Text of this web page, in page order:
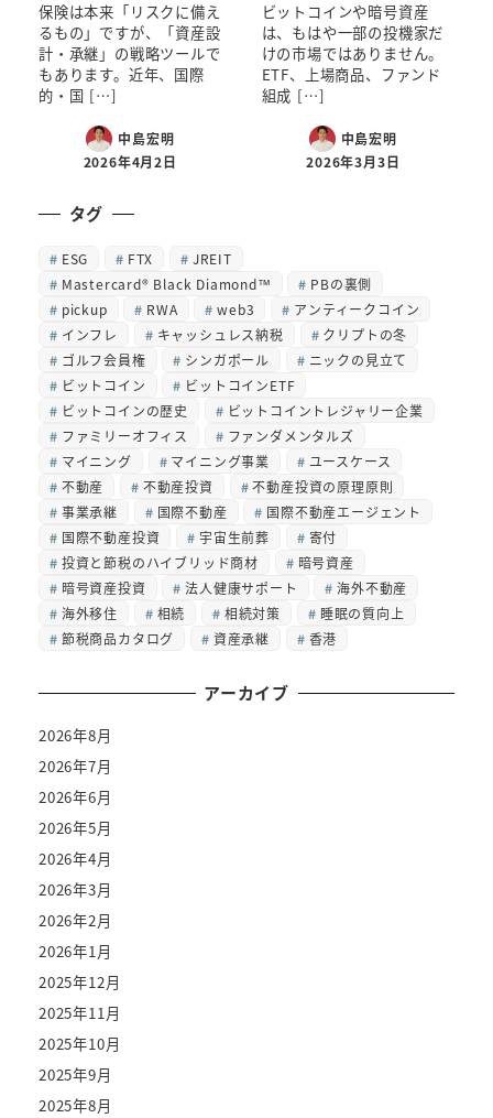
保険は本来「リスクに備え
るもの」ですが、「資産設
計・承継」の戦略ツールで
もあります。近年、国際
的・国 […]
中島宏明
2026年4月2日
ビットコインや暗号資産
は、もはや一部の投機家だ
けの市場ではありません。
ETF、上場商品、ファンド
組成 […]
中島宏明
2026年3月3日
タグ
ESG FTX
JREIT
Mastercard® Black Diamond™
PBの裏側
pickup
RWA web3
アンティークコイン
インフレ
キャッシュレス納税
クリプトの冬
ゴルフ会員権
シンガポール
ニックの見立て
ビットコイン
ビットコインETF
ビットコインの歴史
ビットコイントレジャリー企業
ファミリーオフィス
ファンダメンタルズ
マイニング
マイニング事業
ユースケース
不動産
不動産投資
不動産投資の原理原則
事業承継
国際不動産
国際不動産エージェント
国際不動産投資
宇宙生前葬
寄付
投資と節税のハイブリッド商材
暗号資産
暗号資産投資
法人健康サポート
海外不動産
海外移住
相続 相続対策
睡眠の質向上
節税商品カタログ
資産承継 香港
アーカイブ
2026年8月
2026年7月
2026年6月
2026年5月
2026年4月
2026年3月
2026年2月
2026年1月
2025年12月
2025年11月
2025年10月
2025年9月
2025年8月